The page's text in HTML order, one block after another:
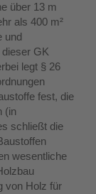
über 13 m
als 400 m²
und
GK
legt § 26
fest, die
(in
schließt die
wesentliche
von Holz für